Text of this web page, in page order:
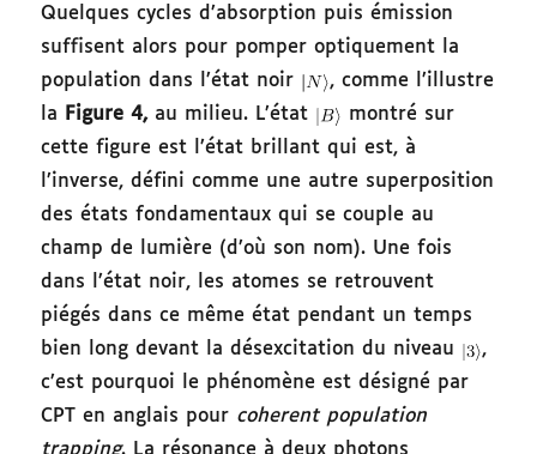
Quelques cycles d’absorption puis émission
suffisent alors pour pomper optiquement la
population dans l’état noir
, comme l’illustre
la
Figure 4,au milieu. L’état
montré sur
cette figure est l’état brillant qui est, à
l’inverse, défini comme une autre superposition
des états fondamentaux qui se couple au
champ de lumière (d’où son nom). Une fois
dans l’état noir, les atomes se retrouvent
piégés dans ce même état pendant un temps
bien long devant la désexcitation du niveau
,
c’est pourquoi le phénomène est désigné par
CPT en anglais pour coherent population